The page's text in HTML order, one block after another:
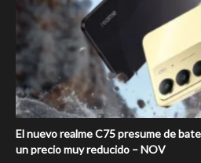
El nuevo realme C75 presume de
un precio muy reducido – NOV